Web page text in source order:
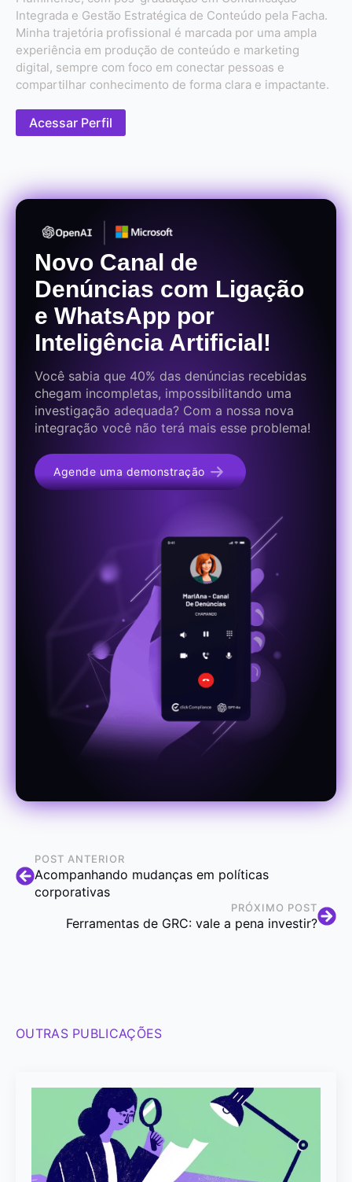
Integrada e Gestão Estratégica de Conteúdo pela Facha.
Minha trajetória profissional é marcada por uma ampla
experiência em produção de conteúdo e marketing
digital, sempre com foco em conectar pessoas e
compartilhar conhecimento de forma clara e impactante.
Acessar Perfil
Novo Canal de
Denúncias com Ligação
e WhatsApp por
Inteligência Artificial!
Você sabia que 40% das denúncias recebidas
chegam incompletas, impossibilitando uma
investigação adequada? Com a nossa nova
integração você não terá mais esse problema!
Agende uma demonstração
POST ANTERIOR
Acompanhando mudanças em políticas
corporativas
PRÓXIMO POST
Ferramentas de GRC: vale a pena investir?
OUTRAS PUBLICAÇÕES